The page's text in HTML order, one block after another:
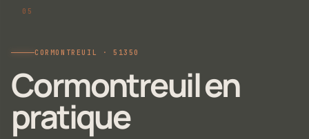
CORMONTREUIL · 51350
Cormontreuil en
pratique